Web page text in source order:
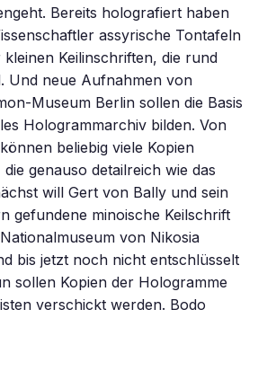
Bereits holografiert haben
assyrische Tontafeln
kleinen Keilinschriften, die rund
Und neue Aufnahmen von
Museum Berlin sollen die Basis
Hologrammarchiv bilden. Von
beliebig viele Kopien
genauso detailreich wie das
will Gert von Bally und sein
gefundene minoische Keilschrift
von Nikosia
bis jetzt noch nicht entschlüsselt
sollen Kopien der Hologramme
verschickt werden. Bodo